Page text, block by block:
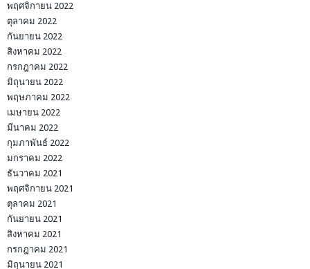
พฤศจิกายน 2022
ตุลาคม 2022
กันยายน 2022
สิงหาคม 2022
กรกฎาคม 2022
มิถุนายน 2022
พฤษภาคม 2022
เมษายน 2022
มีนาคม 2022
กุมภาพันธ์ 2022
มกราคม 2022
ธันวาคม 2021
พฤศจิกายน 2021
ตุลาคม 2021
กันยายน 2021
สิงหาคม 2021
กรกฎาคม 2021
มิถุนายน 2021